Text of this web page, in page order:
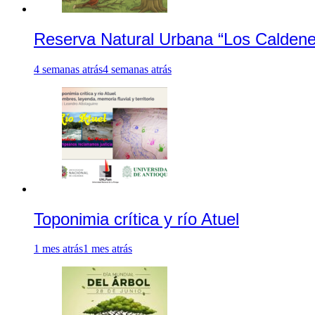
Reserva Natural Urbana “Los
4 semanas atrás4 semanas atrás
Toponimia crítica y río Atuel
1 mes atrás1 mes atrás